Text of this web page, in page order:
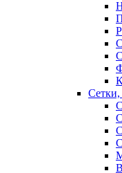
Сетки,